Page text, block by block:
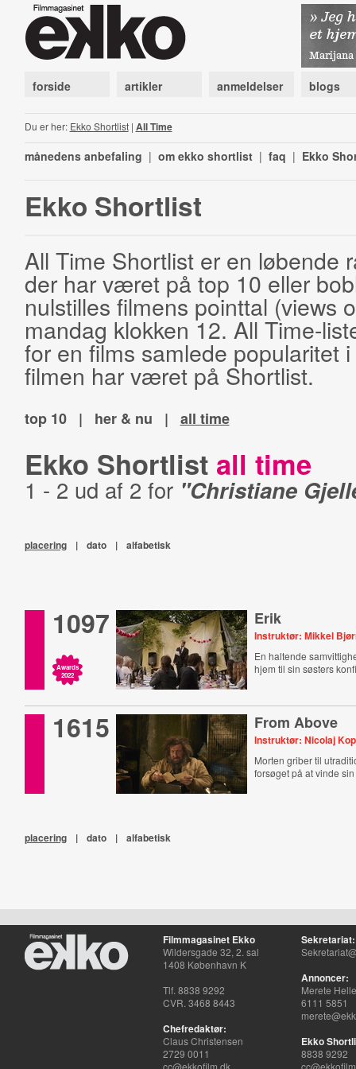
forside artikler anmeldelser blogs
Du er her: Ekko Shortlist| All Time
månedens anbefaling | om ekko shortlist | faq | Ekko
Ekko Shortlist
All Time Shortlist er en løbende
der har været på top 10 eller
nulstilles filmens pointtal (views
mandag klokken 12. All Time-
for en films samlede popularitet
filmen har været på Shortlist.
top 10 | her & nu | all time
Ekko Shortlist all time
1 - 2 ud af 2 for "Christiane
placering | dato | alfabetisk
1097
Awards
2022
Erik
Instruktør: Mikkel
En haltende
hjem til sin søsters
1615 From Above
Instruktør: Nicolaj
Morten griber til
forsøget på at vinde
placering | dato | alfabetisk
Filmmagasinet Ekko
Wildersgade 32, 2. sal
1408 København K
Tlf. 8838 9292
CVR. 3468 8443
Chefredaktør:
Claus Christensen
2729 0011
cc@ekkofilm.dk
Sekretariat:
Annoncer:
Merete
6111 5851
Ekko
8838 9292